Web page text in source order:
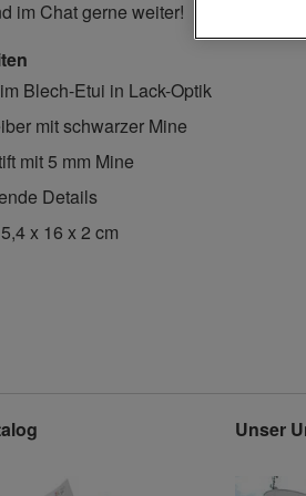
im Chat gerne weiter!
Blech-Etui in Lack-Optik
mit schwarzer Mine
mit 5 mm Mine
Details
x 16 x 2 cm
Unser